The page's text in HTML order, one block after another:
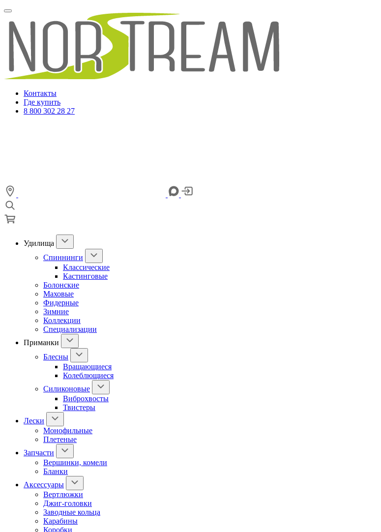
Контакты
Где купить
8 800 302 28 27
Удилища
Спиннинги
Классические
Кастинговые
Болонские
Маховые
Фидерные
Зимние
Коллекции
Специализации
Приманки
Блесны
Вращающиеся
Колеблющиеся
Силиконовые
Виброхвосты
Твистеры
Лески
Монофильные
Плетеные
Запчасти
Вершинки, комели
Бланки
Аксессуары
Вертлюжки
Джиг-головки
Заводные кольца
Карабины
Коробки